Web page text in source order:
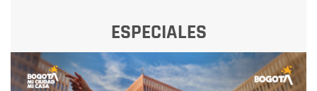
ESPECIALES